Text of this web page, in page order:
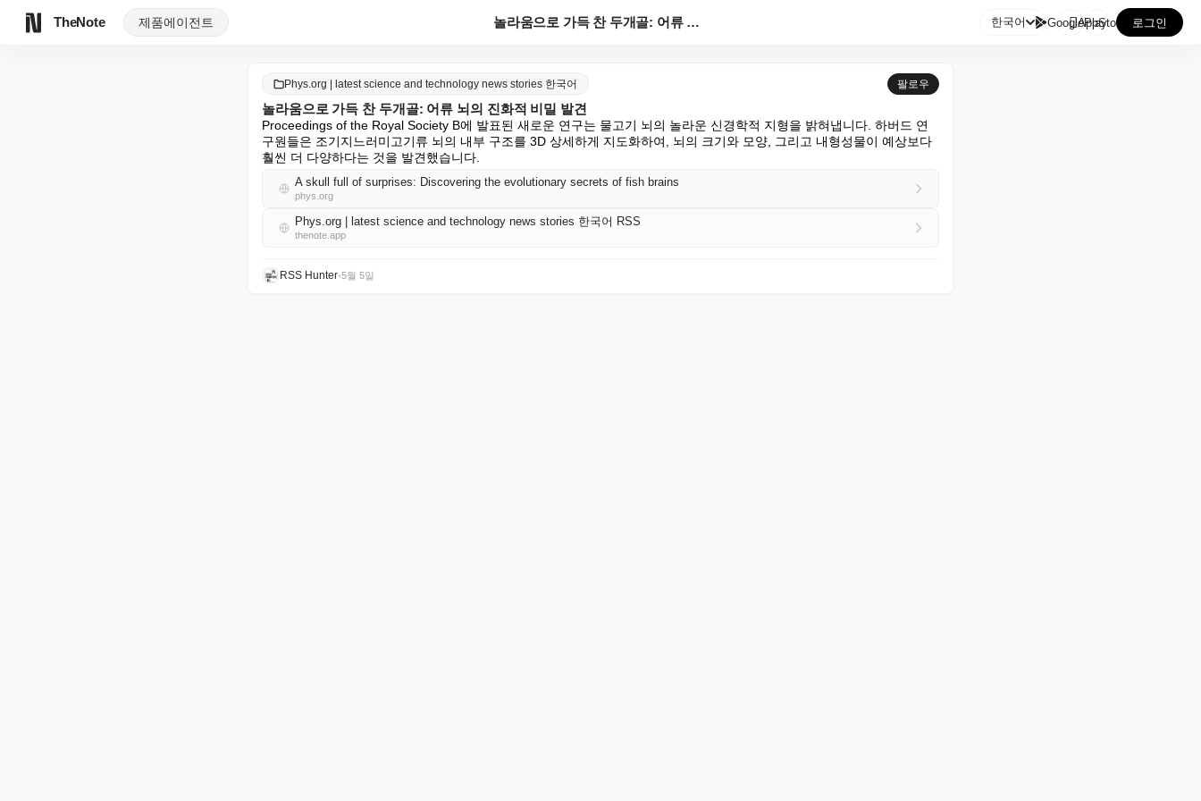
TheNote 제품에이전트 놀라움으로 가득 찬 두개골: 어류 뇌의 진화적 비밀 발... 한국어 GooglePlay
AppStore 로그인
Phys.org | latest science and technology news stories 한국어 팔로우
놀라움으로 가득 찬 두개골: 어류 뇌의 진화적 비밀 발견
Proceedings of the Royal Society B에 발표된 새로운 연구는 물고기 뇌의 놀라운 신경학적 지형을 밝혀냅니다. 하버드 연
구원들은 조기지느러미고기류 뇌의 내부 구조를 3D 상세하게 지도화하여, 뇌의 크기와 모양, 그리고 내형성물이 예상보다
훨씬 더 다양하다는 것을 발견했습니다.
A skull full of surprises: Discovering the evolutionary secrets of fish brains
phys.org
Phys.org | latest science and technology news stories 한국어 RSS
thenote.app
RSS Hunter•5월 5일